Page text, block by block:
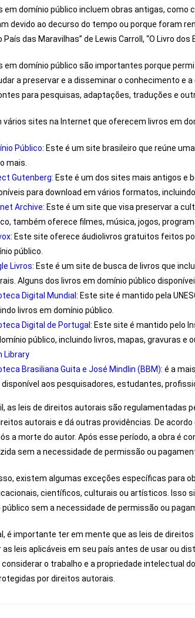
em domínio público incluem obras antigas,
devido ao decurso do tempo ou porque foram
País das Maravilhas” de Lewis Carroll, “O Livro
em domínio público são importantes porque
a preservar e a disseminar o conhecimento e
para pesquisas, adaptações, traduções e
vários sites na Internet que oferecem livros em
Público: Este é um site brasileiro que reúne
mais.
Gutenberg: Este é um dos sites mais antigos e
para download em vários formatos,
Archive: Este é um site que visa preservar a
também oferece filmes, música, jogos,
: Este site oferece áudiolivros gratuitos feitos
público.
Livros: Este é um site de busca de livros que
Alguns dos livros em domínio público
Digital Mundial : Este site é mantido pela
livros em domínio público.
Digital de Portugal : Este site é mantido pelo
público, incluindo livros, mapas, gravuras e
Library
Brasiliana Guita e José Mindlin (BBM): é a
aos pesquisadores, estudantes,
as leis de direitos autorais são regulamentadas
autorais e dá outras providências. De
a morte do autor. Após esse período, a obra é
sem a necessidade de permissão ou
existem algumas exceções específicas para
científicos, culturais ou artísticos. Isso
público sem a necessidade de permissão ou
é importante ter em mente que as leis de
as leis aplicáveis em seu país antes de usar ou
o trabalho e a propriedade intelectual
por direitos autorais.